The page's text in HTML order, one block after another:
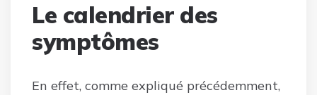
Le calendrier des
symptômes
En effet, comme expliqué précédemment,